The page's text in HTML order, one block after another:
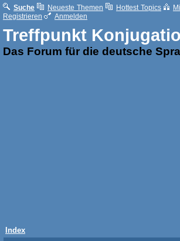
Suche Neueste Themen Hottest Topics
Registrieren
Anmelden
Treffpunkt
Das Forum für die deutsche
Index